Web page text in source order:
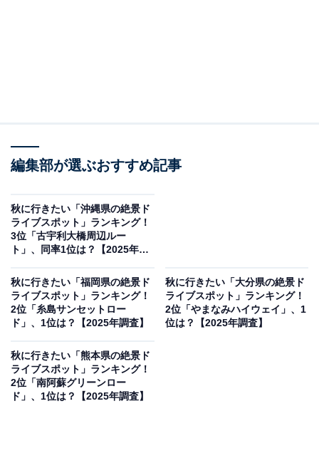
編集部が選ぶおすすめ記事
秋に行きたい「沖縄県の絶景ド
ライブスポット」ランキング！
3位「古宇利大橋周辺ルー
ト」、同率1位は？【2025年調
秋に行きたい「福岡県の絶景ド
ライブスポット」ランキング！
2位「糸島サンセットロー
ド」、1位は？【2025年調査】
秋に行きたい「大分県の絶景ド
ライブスポット」ランキング！
2位「やまなみハイウェイ」、1
位は？【2025年調査】
秋に行きたい「熊本県の絶景ド
ライブスポット」ランキング！
2位「南阿蘇グリーンロー
ド」、1位は？【2025年調査】